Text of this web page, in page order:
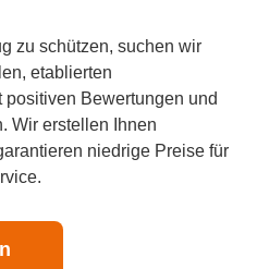
zu schützen, suchen wir
etablierten
Bewertungen und
Wir erstellen Ihnen
niedrige Preise für